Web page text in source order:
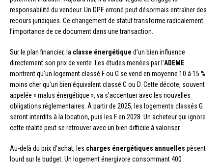
responsabilité du vendeur. Un DPE erroné peut désormais entraîner des
recours juridiques. Ce changement de statut transforme radicalement
l’importance de ce document dans une transaction.
Sur le plan financier, la classe énergétique d’un bien influence
directement son prix de vente. Les études menées par l’ADEME
montrent qu’un logement classé F ou G se vend en moyenne 10 à 15 %
moins cher qu’un bien équivalent classé C ou D. Cette décote, souvent
appelée « malus énergétique », va s’accentuer avec les nouvelles
obligations réglementaires. À partir de 2025, les logements classés G
seront interdits à la location, puis les F en 2028. Un acheteur qui ignore
cette réalité peut se retrouver avec un bien difficile à valoriser.
Au-delà du prix d’achat, les charges énergétiques annuelles pèsent
lourd sur le budget. Un logement énergivore consommant 400